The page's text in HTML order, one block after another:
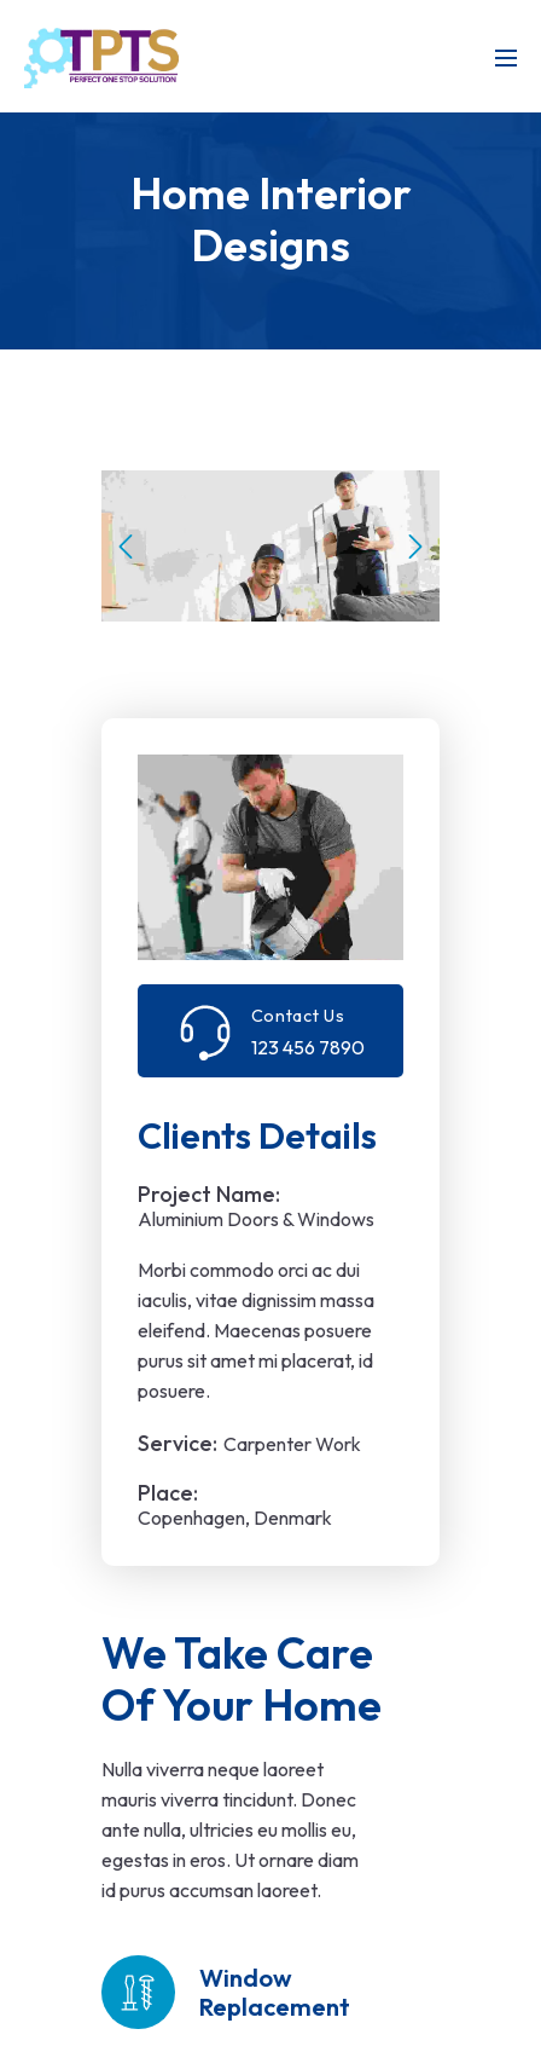
Home Interior
Designs
We Take Care
Of Your Home
Nulla viverra neque laoreet
mauris viverra tincidunt. Donec
ante nulla, ultricies eu mollis eu,
egestas in eros. Ut ornare diam
id purus accumsan laoreet.
Window
Replacement
Clients Details
Project Name:
Aluminium Doors & Windows
Morbi commodo orci ac dui
iaculis, vitae dignissim massa
eleifend. Maecenas posuere
purus sit amet mi placerat, id
posuere.
Service: Carpenter Work
Place:
Copenhagen, Denmark
Contact Us
123 456 7890